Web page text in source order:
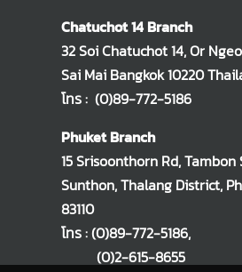
Chatuchot 14 Branch
32 Soi Chatuchot 14, Or
Sai Mai Bangkok 10220
โทร : (0)89-772-5186
Phuket Branch
15 Srisoonthorn Rd, Tambon
Sunthon, Thalang District,
83110
โทร :(0)89-772-5186,
(0)2-615-8655